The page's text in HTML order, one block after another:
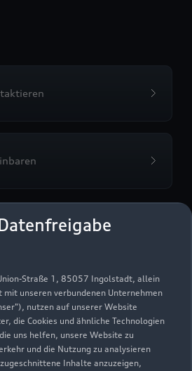
Straße 1, 85057 Ingolstadt, allein
mit unseren verbundenen Unternehmen
nutzen auf unserer Website
die Cookies und ähnliche Technologien
uns helfen, unsere Website zu
und die Nutzung zu analysieren
Inhalte anzuzeigen,
GmbH